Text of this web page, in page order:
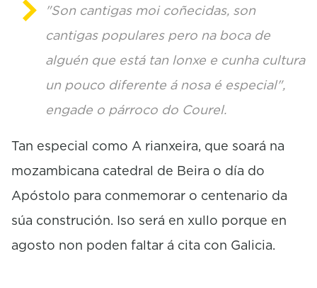
"Son cantigas moi coñecidas, son
cantigas populares pero na boca de
alguén que está tan lonxe e cunha cultura
un pouco diferente á nosa é especial",
engade o párroco do Courel.
Tan especial como A rianxeira, que soará na
mozambicana catedral de Beira o día do
Apóstolo para conmemorar o centenario da
súa construción. Iso será en xullo porque en
agosto non poden faltar á cita con Galicia.